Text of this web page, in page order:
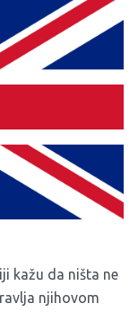
kažu da ništa ne
njihovom